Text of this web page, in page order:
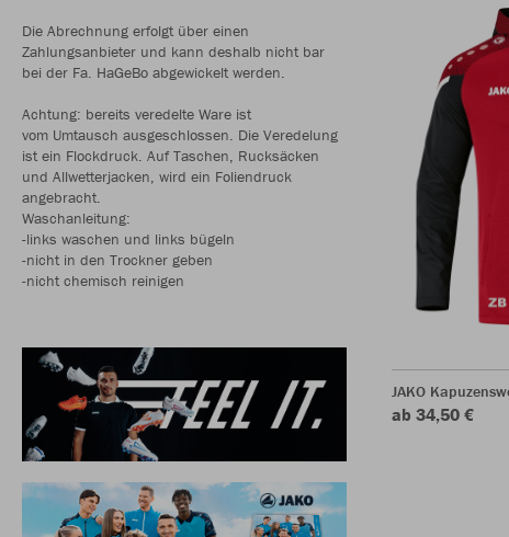
Die Abrechnung erfolgt über einen
Zahlungsanbieter und kann deshalb nicht bar
bei der Fa. HaGeBo abgewickelt werden.
Achtung: bereits veredelte Ware ist
vom Umtausch ausgeschlossen. Die Veredelung
ist ein Flockdruck. Auf Taschen, Rucksäcken
und Allwetterjacken, wird ein Foliendruck
angebracht.
Waschanleitung:
-links waschen und links bügeln
-nicht in den Trockner geben
-nicht chemisch reinigen
JAKO
ab 34,50 €